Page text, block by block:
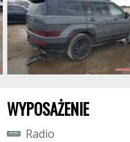
WYPOSAŻENIE
Radio